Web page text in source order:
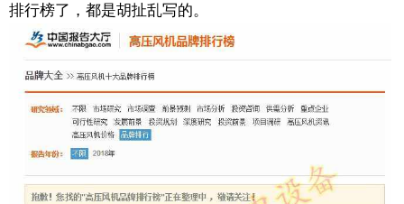
排行榜了，都是胡扯乱写的。